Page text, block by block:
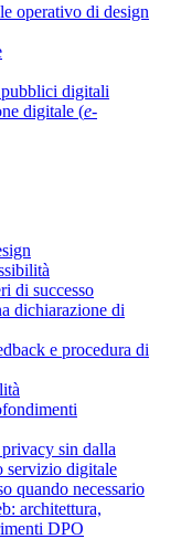
operativo di design
digitali
digitale (e-
di successo
dichiarazione di
e procedura di
sin dalla
servizio digitale
quando necessario
architettura,
DPO